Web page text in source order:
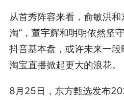
从首秀阵容来看，俞敏洪
淘”，董宇辉和明明依然坚
抖音基本盘，或许未来一
淘宝直播掀起更大的浪花。
8月25日，东方甄选发布